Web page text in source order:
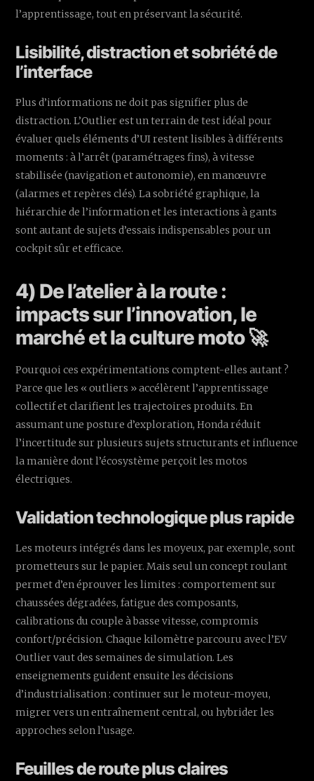
l’apprentissage, tout en préservant la sécurité.
Lisibilité, distraction et sobriété de
l’interface
Plus d’informations ne doit pas signifier plus de
distraction. L’Outlier est un terrain de test idéal pour
évaluer quels éléments d’UI restent lisibles à différents
moments : à l’arrêt (paramétrages fins), à vitesse
stabilisée (navigation et autonomie), en manœuvre
(alarmes et repères clés). La sobriété graphique, la
hiérarchie de l’information et les interactions à gants
sont autant de sujets d’essais indispensables pour un
cockpit sûr et efficace.
4) De l’atelier à la route :
impacts sur l’innovation, le
marché et la culture moto 🚀
Pourquoi ces expérimentations comptent-elles autant ?
Parce que les « outliers » accélèrent l’apprentissage
collectif et clarifient les trajectoires produits. En
assumant une posture d’exploration, Honda réduit
l’incertitude sur plusieurs sujets structurants et influence
la manière dont l’écosystème perçoit les motos
électriques.
Validation technologique plus rapide
Les moteurs intégrés dans les moyeux, par exemple, sont
prometteurs sur le papier. Mais seul un concept roulant
permet d’en éprouver les limites : comportement sur
chaussées dégradées, fatigue des composants,
calibrations du couple à basse vitesse, compromis
confort/précision. Chaque kilomètre parcouru avec l’EV
Outlier vaut des semaines de simulation. Les
enseignements guident ensuite les décisions
d’industrialisation : continuer sur le moteur-moyeu,
migrer vers un entraînement central, ou hybrider les
approches selon l’usage.
Feuilles de route plus claires